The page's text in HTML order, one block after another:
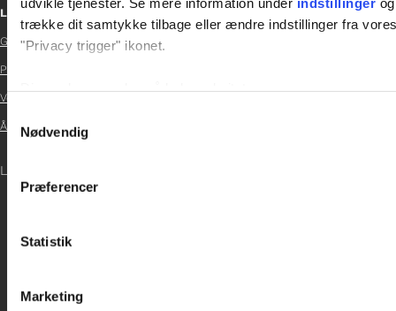
trække dit samtykke tilbage eller ændre indstillinger fra
"Privacy trigger" ikonet.
Vi bruger cookies til at tilpasse vores indhold og annoncer,
data med andre oplysninger, du har givet dem, eller som de
Nødvendig
Præferencer
Statistik
Marketing
Links
Glad Fonden
Persondatapolitik
Vedtægter
Årsrapport 2024
LOG IND
